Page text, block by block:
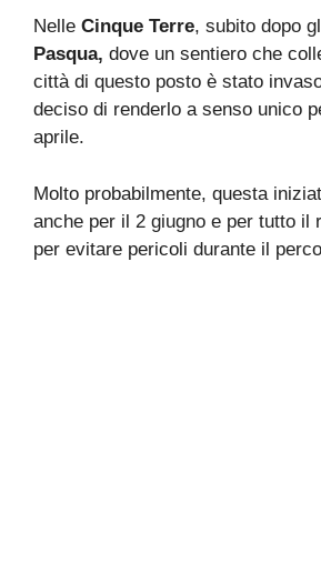
Nelle Cinque Terre, subito dopo
Pasqua, dove un sentiero che
città di questo posto è stato
deciso di renderlo a senso unico
aprile.
Molto probabilmente, questa
anche per il 2 giugno e per tutto il
per evitare pericoli durante il